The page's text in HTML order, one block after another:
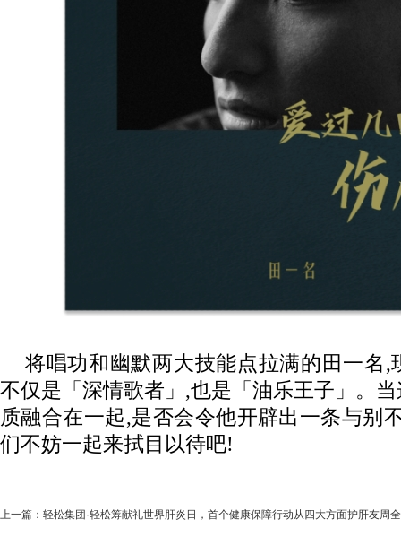
将唱功和幽默两大技能点拉满的田一名,
不仅是「深情歌者」,也是「油乐王子」。
质融合在一起,是否会令他开辟出一条与别
们不妨一起来拭目以待吧!
上一篇： 轻松集团·轻松筹献礼世界肝炎日，首个健康保障行动从四大方面护肝友周全